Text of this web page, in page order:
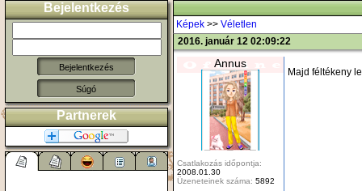
Bejelentkezés
Súgó
Partnerek
Képek >> Véletlen
2016. január 12 02:09:22
Annus
Csatlakozás időpontja:
2008.01.30
Üzeneteinek száma: 5892
Majd féltékeny